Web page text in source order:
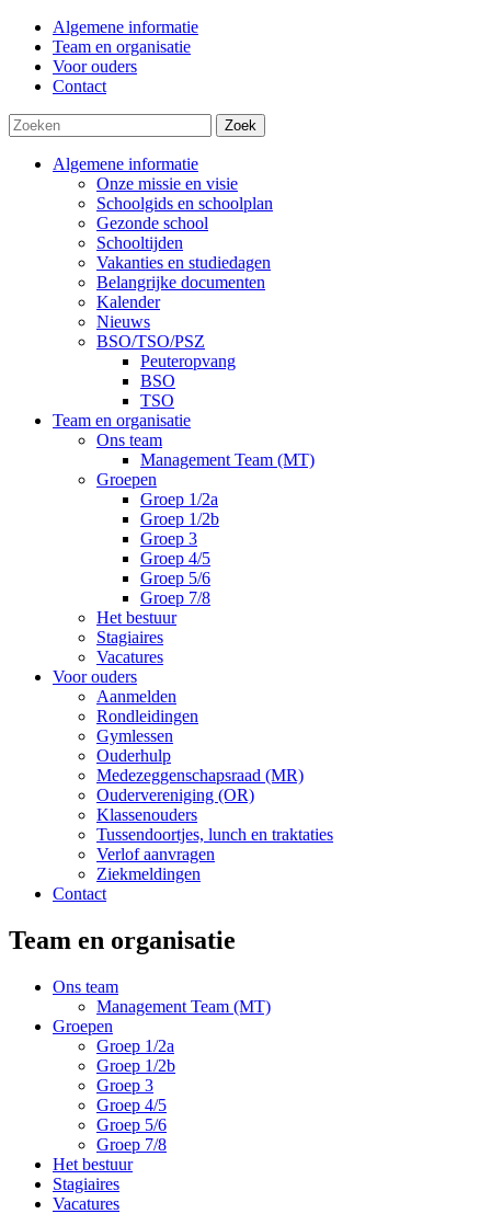
Algemene informatie
Team en organisatie
Voor ouders
Contact
Zoek
Algemene informatie
Onze missie en visie
Schoolgids en schoolplan
Gezonde school
Schooltijden
Vakanties en studiedagen
Belangrijke documenten
Kalender
Nieuws
BSO/TSO/PSZ
Peuteropvang
BSO
TSO
Team en organisatie
Ons team
Management Team (MT)
Groepen
Groep 1/2a
Groep 1/2b
Groep 3
Groep 4/5
Groep 5/6
Groep 7/8
Het bestuur
Stagiaires
Vacatures
Voor ouders
Aanmelden
Rondleidingen
Gymlessen
Ouderhulp
Medezeggenschapsraad (MR)
Oudervereniging (OR)
Klassenouders
Tussendoortjes, lunch en traktaties
Verlof aanvragen
Ziekmeldingen
Contact
Team en organisatie
Ons team
Management Team (MT)
Groepen
Groep 1/2a
Groep 1/2b
Groep 3
Groep 4/5
Groep 5/6
Groep 7/8
Het bestuur
Stagiaires
Vacatures